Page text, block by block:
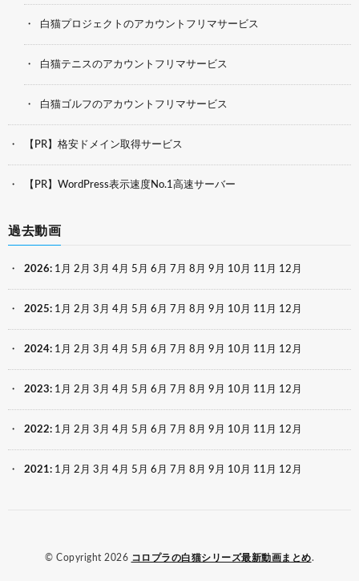
白猫プロジェクトのアカウントフリマサービス
白猫テニスのアカウントフリマサービス
白猫ゴルフのアカウントフリマサービス
【PR】格安ドメイン取得サービス
【PR】WordPress表示速度No.1高速サーバー
過去動画
2026: 1月 2月 3月 4月 5月 6月 7月 8月 9月 10月 11月 12月
2025: 1月 2月 3月 4月 5月 6月 7月 8月 9月 10月 11月 12月
2024: 1月 2月 3月 4月 5月 6月 7月 8月 9月 10月 11月 12月
2023: 1月 2月 3月 4月 5月 6月 7月 8月 9月 10月 11月 12月
2022: 1月 2月 3月 4月 5月 6月 7月 8月 9月 10月 11月 12月
2021: 1月 2月 3月 4月 5月 6月 7月 8月 9月 10月 11月 12月
© Copyright 2026 コロプラの白猫シリーズ最新動画まとめ.